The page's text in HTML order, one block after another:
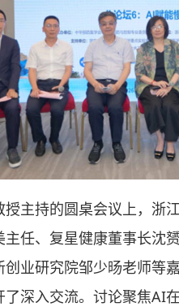
主持的圆桌会议上，浙
任、复星健康董事长沈
业研究院邹少旸老师等
深入交流。讨论聚焦AI